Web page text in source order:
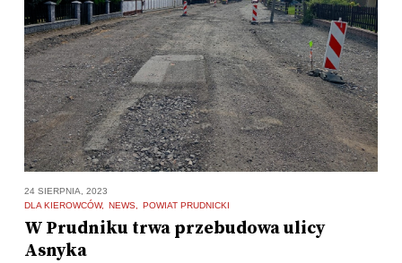
24 SIERPNIA, 2023
DLA KIEROWCÓW
NEWS POWIAT PRUDNICKI
W Prudniku trwa przebudowa ulicy
Asnyka